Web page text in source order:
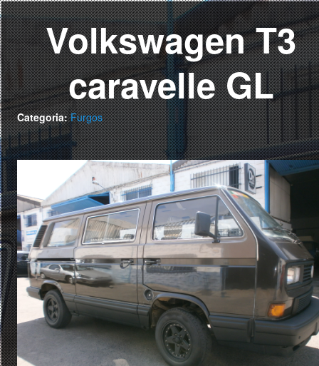
Volkswagen T3
caravelle GL
Categoria: Furgos